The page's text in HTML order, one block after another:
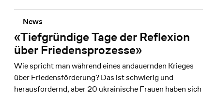
«Tiefgründige Tage der Reflexion
über Friedensprozesse»
News
Wie spricht man während eines andauernden Krieges
über Friedensförderung? Das ist schwierig und
herausfordernd, aber 20 ukrainische Frauen haben sich